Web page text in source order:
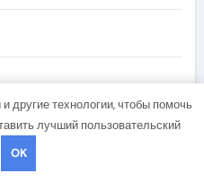
другие технологии, чтобы помочь
лучший пользовательский
OK